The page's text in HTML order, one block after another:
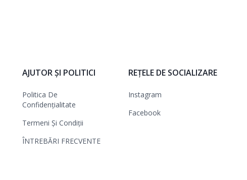
AJUTOR ȘI POLITICI
Politica De
Confidențialitate
Termeni Și Condiții
ÎNTREBĂRI FRECVENTE
REȚELE DE SOCIALIZARE
Instagram
Facebook